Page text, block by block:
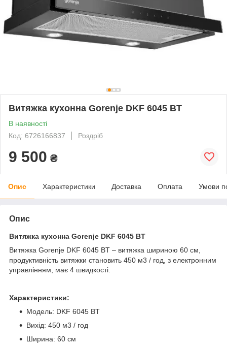
Витяжка кухонна Gorenje DKF 6045 BT
В наявності
Код: 6726166837
Роздріб
9 500 ₴
Опис Характеристики Доставка Оплата Умови
Опис
Витяжка кухонна Gorenje DKF 6045 BT
Витяжка Gorenje DKF 6045 BT – витяжка шириною 60 см,
продуктивність витяжки становить 450 м3 / год, з електронним
управлінням, має 4 швидкості.
Характеристики:
Модель: DKF 6045 BT
Вихід: 450 м3 / год
Ширина: 60 см